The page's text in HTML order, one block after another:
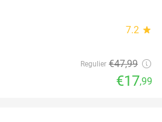
7.2 star
Regulier €47,99
€17,99